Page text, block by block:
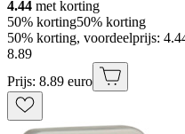
4.44 met korting
50% korting50% korting
50% korting, voordeelprijs:
8.89
Prijs: 8.89 euro